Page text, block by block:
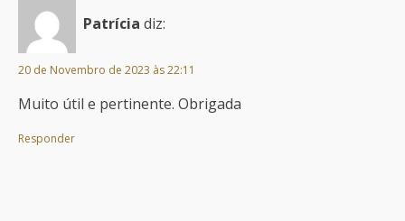
Patrícia diz:
20 de Novembro de 2023 às 22:11
Muito útil e pertinente. Obrigada
Responder